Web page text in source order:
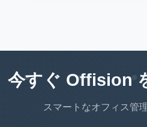
今すぐ Offision
スマートなオフィス管